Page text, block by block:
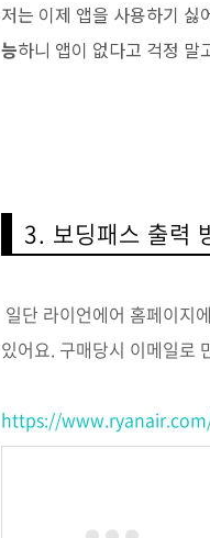
저는 이제 앱을 사용하기 싫
능하니 앱이 없다고 걱정 말
3. 보딩패스 출력
일단 라이언에어 홈페이지
있어요. 구매당시 이메일로
https://